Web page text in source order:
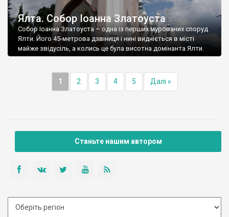
Ялта. Собор Іоанна Златоуста
Собор Іоанна Златоуста – одна із перших мурованих споруд
Ялти. Його 45-метрова дзвіниця і нині видніється в місті
майже звідусіль, а колись це була висотна домінанта Ялти.
1 2 3 4 5 Далі »
Станьте нашим автором